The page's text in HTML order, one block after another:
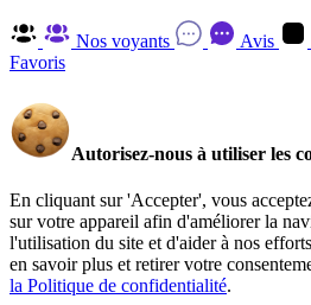
Nos voyants Avis
Favoris
Autorisez-nous à utiliser les
En cliquant sur 'Accepter', vous
sur votre appareil afin d'améliorer la
l'utilisation du site et d'aider à nos
en savoir plus et retirer votre
la Politique de confidentialité.